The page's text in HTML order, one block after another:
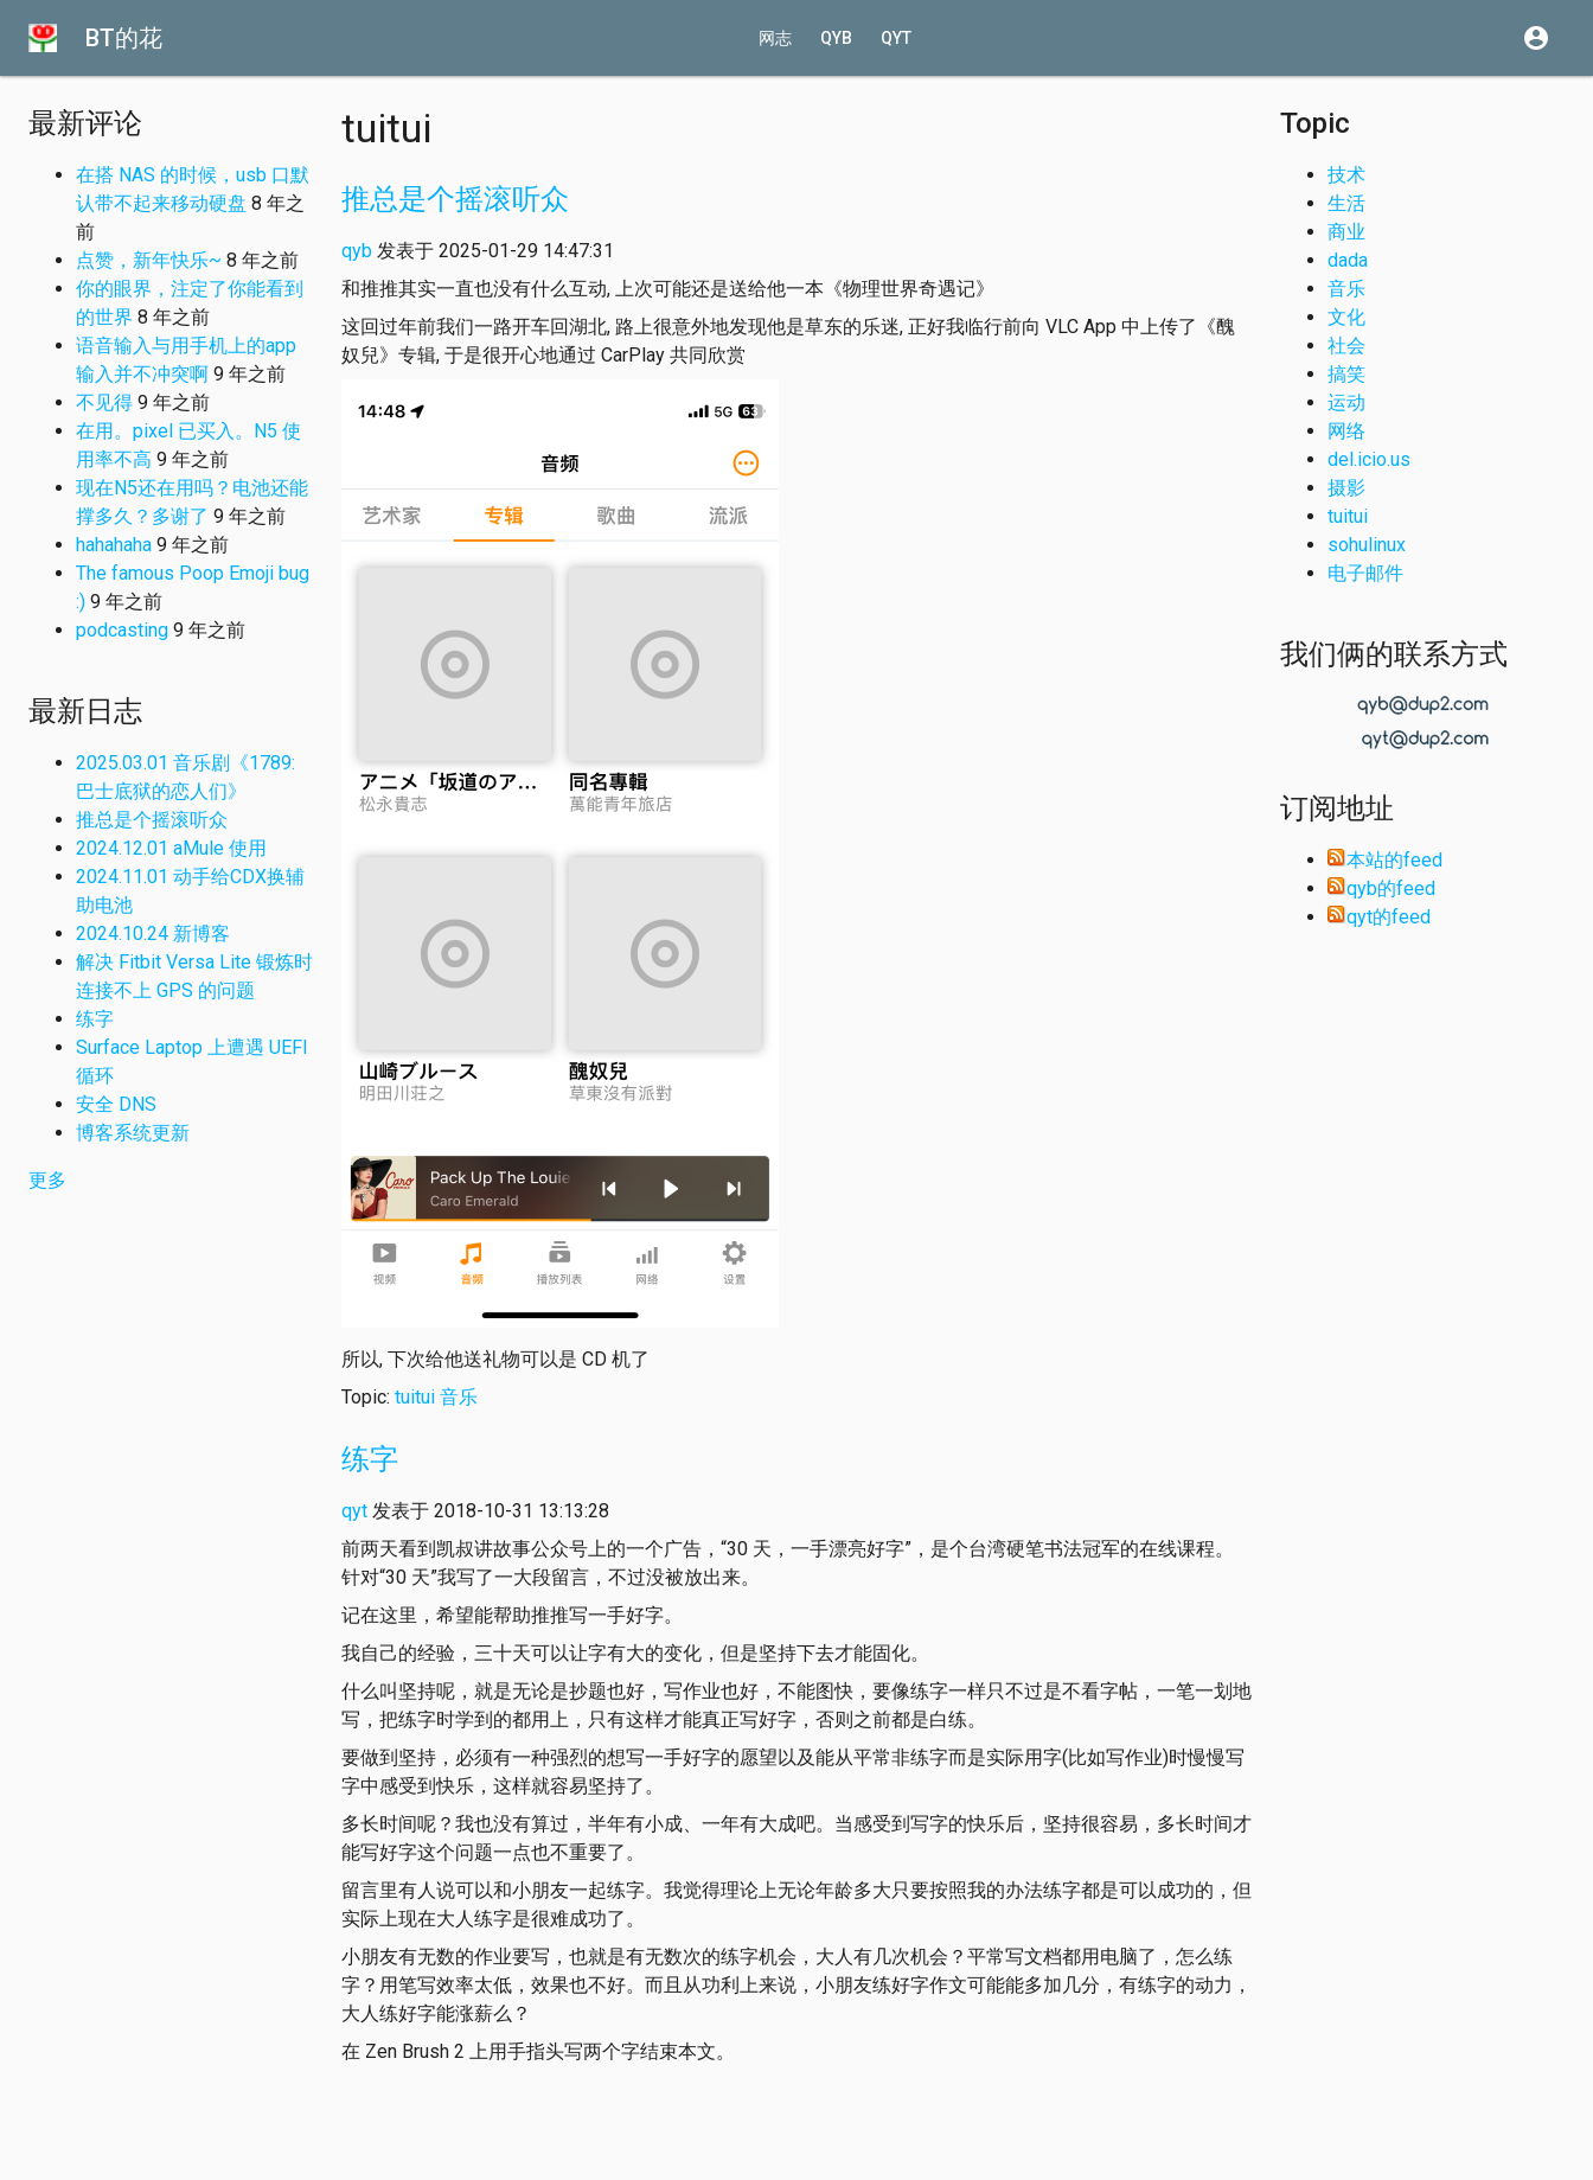
BT的花 网志 QYB QYT account_circle
tuitui
推总是个摇滚听众
qyb 发表于 2025-01-29 14:47:31
和推推其实一直也没有什么互动, 上次可能还是送给他一本《物理世界奇遇记》
这回过年前我们一路开车回湖北, 路上很意外地发现他是草东的乐迷, 正好我临行前向 VLC App 中上传了《醜
奴兒》专辑, 于是很开心地通过 CarPlay 共同欣赏
所以, 下次给他送礼物可以是 CD 机了
Topic: tuitui 音乐
练字
qyt 发表于 2018-10-31 13:13:28
前两天看到凯叔讲故事公众号上的一个广告，“30 天，一手漂亮好字”，是个台湾硬笔书法冠军的在线课程。
针对“30 天”我写了一大段留言，不过没被放出来。
记在这里，希望能帮助推推写一手好字。
我自己的经验，三十天可以让字有大的变化，但是坚持下去才能固化。
什么叫坚持呢，就是无论是抄题也好，写作业也好，不能图快，要像练字一样只不过是不看字帖，一笔一划地
写，把练字时学到的都用上，只有这样才能真正写好字，否则之前都是白练。
要做到坚持，必须有一种强烈的想写一手好字的愿望以及能从平常非练字而是实际用字(比如写作业)时慢慢写
字中感受到快乐，这样就容易坚持了。
多长时间呢？我也没有算过，半年有小成、一年有大成吧。当感受到写字的快乐后，坚持很容易，多长时间才
能写好字这个问题一点也不重要了。
留言里有人说可以和小朋友一起练字。我觉得理论上无论年龄多大只要按照我的办法练字都是可以成功的，但
实际上现在大人练字是很难成功了。
小朋友有无数的作业要写，也就是有无数次的练字机会，大人有几次机会？平常写文档都用电脑了，怎么练
字？用笔写效率太低，效果也不好。而且从功利上来说，小朋友练好字作文可能能多加几分，有练字的动力，
大人练好字能涨薪么？
在 Zen Brush 2 上用手指头写两个字结束本文。
最新评论
在搭 NAS 的时候，usb 口默
认带不起来移动硬盘 8 年之
前
点赞，新年快乐~ 8 年之前
你的眼界，注定了你能看到
的世界 8 年之前
语音输入与用手机上的app
输入并不冲突啊 9 年之前
不见得 9 年之前
在用。pixel 已买入。N5 使
用率不高 9 年之前
现在N5还在用吗？电池还能
撑多久？多谢了 9 年之前
hahahaha 9 年之前
The famous Poop Emoji bug
:) 9 年之前
podcasting 9 年之前
最新日志
2025.03.01 音乐剧《1789:
巴士底狱的恋人们》
推总是个摇滚听众
2024.12.01 aMule 使用
2024.11.01 动手给CDX换辅
助电池
2024.10.24 新博客
解决 Fitbit Versa Lite 锻炼时
连接不上 GPS 的问题
练字
Surface Laptop 上遭遇 UEFI
循环
安全 DNS
博客系统更新
更多
Topic
技术
生活
商业
dada
音乐
文化
社会
搞笑
运动
网络
del.icio.us
摄影
tuitui
sohulinux
电子邮件
我们俩的联系方式
订阅地址
本站的feed
qyb的feed
qyt的feed